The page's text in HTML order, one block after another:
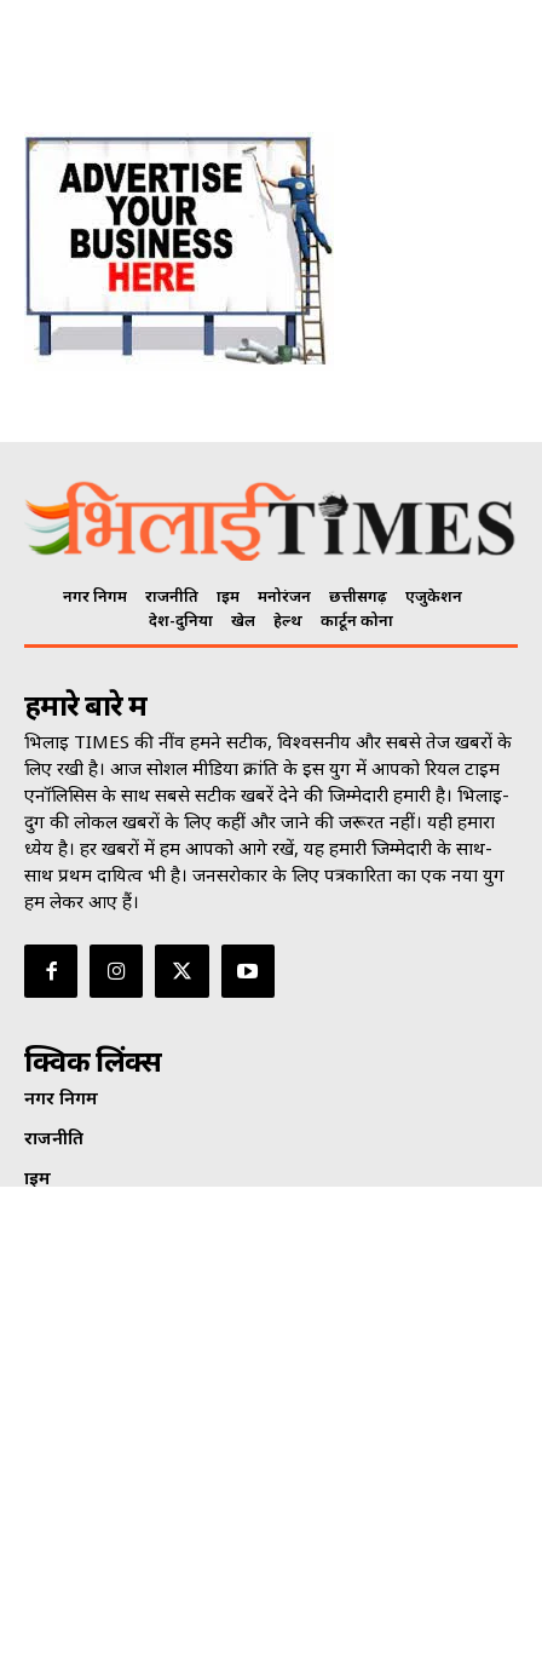
नगर निगम राजनीति क्राइम मनोरंजन छत्तीसगढ़
एजुकेशन
देश-दुनिया
खेल हेल्थ कार्टून कोना
हमारे बारे में
भिलाई TIMES की नींव हमने सटीक, विश्वसनीय और सबसे तेज खबरों के
लिए रखी है। आज सोशल मीडिया क्रांति के इस युग में आपको रियल टाइम
एनॉलिसिस के साथ सबसे सटीक खबरें देने की जिम्मेदारी हमारी है। भिलाई-
दुर्ग की लोकल खबरों के लिए कहीं और जाने की जरूरत नहीं। यही हमारा
ध्येय है। हर खबरों में हम आपको आगे रखें, यह हमारी जिम्मेदारी के साथ-
साथ प्रथम दायित्व भी है। जनसराेकार के लिए पत्रकारिता का एक नया युग
हम लेकर आए हैं।
क्विक लिंक्स
नगर निगम
राजनीति
क्राइम